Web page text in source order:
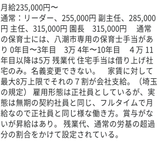
月給235,000円〜
通常：リーダー、255,000円 副主任、285,000
円 主任、315,000円 園長 315,000円 通常
の保育士には、八潮市専用の保育士手当があ
り 0年目〜3年目 3万 4年〜10年目 ４万 11
年目以降は5万 残業代 住宅手当は借り上げ社
宅のみ。名義変更できない。 家賃に対して
最大8万上限でそれの７割が会社支給。（埼玉
の規定） 雇用形態は正社員としているが、実
態は無期の契約社員と同じ、フルタイムで月
給なので正社員と同じ様な働き方。賞与がな
いが昇給はあり。 残業代、通常の労基の超過
分の割合をかけて設定されている。